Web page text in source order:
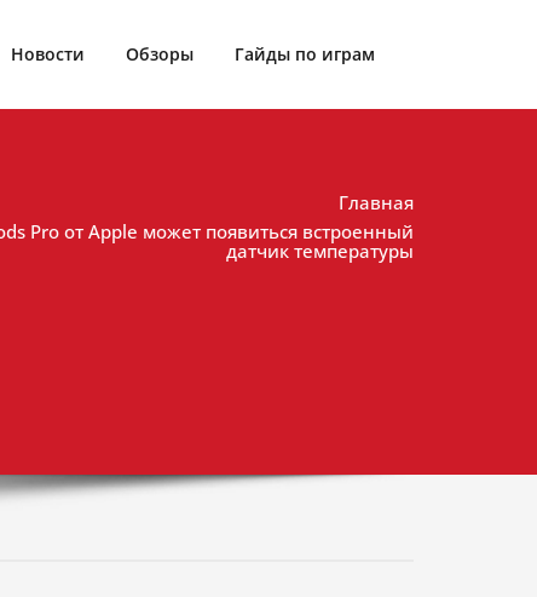
Новости Обзоры Гайды по играм
Главная
Pro от Apple может появиться встроенный
датчик температуры